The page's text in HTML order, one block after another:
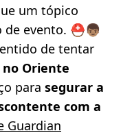
um tópico
evento. ⛑️👦🏽
de tentar
Oriente
para segurar a
com a
Guardian